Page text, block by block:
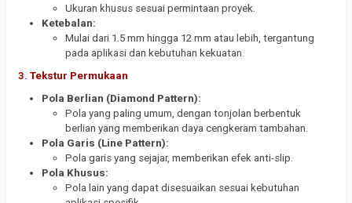
Ukuran khusus sesuai permintaan proyek.
Ketebalan:
Mulai dari 1.5 mm hingga 12 mm atau lebih, tergantung
pada aplikasi dan kebutuhan kekuatan.
3. Tekstur Permukaan
Pola Berlian (Diamond Pattern):
Pola yang paling umum, dengan tonjolan berbentuk
berlian yang memberikan daya cengkeram tambahan.
Pola Garis (Line Pattern):
Pola garis yang sejajar, memberikan efek anti-slip.
Pola Khusus:
Pola lain yang dapat disesuaikan sesuai kebutuhan